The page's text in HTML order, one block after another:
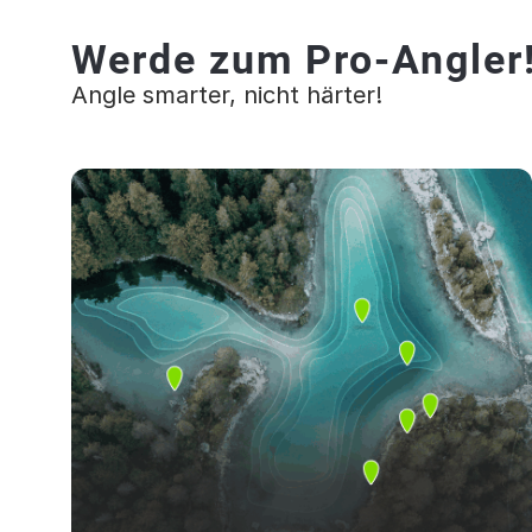
Werde zum Pro-
Angle smarter, nicht härter!